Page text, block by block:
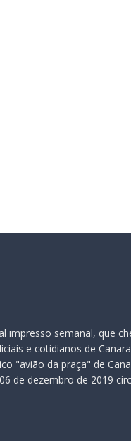
impresso semanal, que
e cotidianos de
"avião da praça" de
de dezembro de 2019